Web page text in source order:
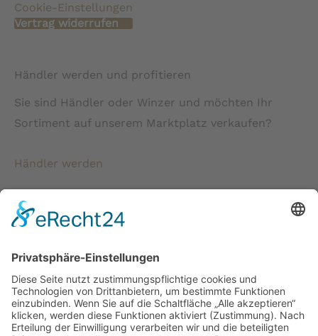
Cookie-Einstellungen
Vertrag widerrufen
Händler werden und profitieren
Sie sind Händler oder Winzer und möchten Ihr
Sortiment auf unserem Marktplatz verkaufen?
Händler werden
* Alle Preise verstehen sich inkl. gesetzlicher
Mehrwertsteuer und zzgl. Versandkosten wenn nicht anders